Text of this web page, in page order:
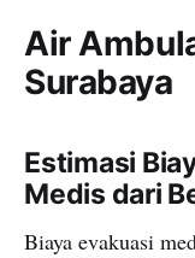
Air
Surabaya
Estimasi
Medis dari
Biaya evakuasi